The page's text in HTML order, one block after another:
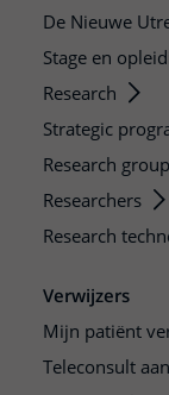
De Nieuwe
Stage en
Research
Strategic
Research
Researchers
Research
Verwijzers
Mijn patiënt
Teleconsult